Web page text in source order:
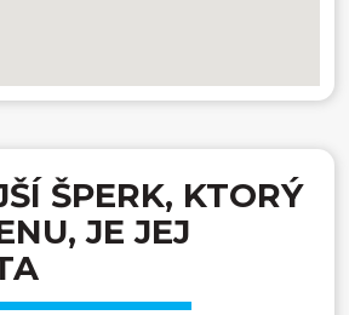
ŠPERK, KTORÝ
JE JEJ